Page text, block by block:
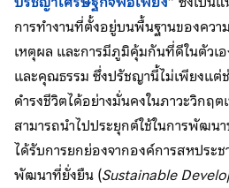
การทำงานที่ตั้งอยู่บนพื้นฐานของคว
เหตุผล และการมีภูมิคุ้มกันที่ดีในตัวเ
และคุณธรรม ซึ่งปรัชญานี้ไม่เพียงแต่
ดำรงชีวิตได้อย่างมั่นคงในภาวะวิกฤ
สามารถนำไปประยุกต์ใช้ในการพัฒน
ได้รับการยกย่องจากองค์การสหประช
พัฒนาที่ยั่งยืน (Sustainable